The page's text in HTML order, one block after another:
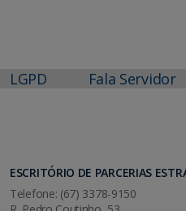
LGPD Fala Servidor
ESCRITÓRIO DE PARCERIAS
Telefone: (67) 3378-9150